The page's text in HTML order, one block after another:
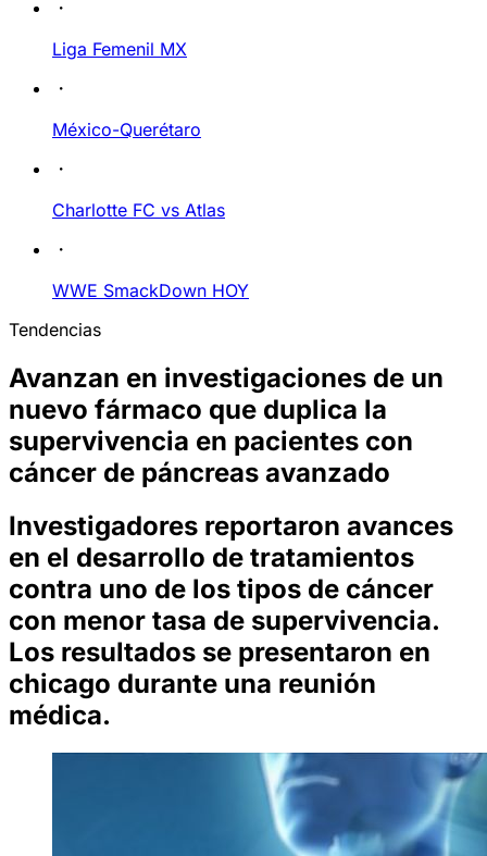
Liga Femenil MX
México-Querétaro
Charlotte FC vs Atlas
WWE SmackDown HOY
Tendencias
Avanzan en investigaciones de un
nuevo fármaco que duplica la
supervivencia en pacientes con
cáncer de páncreas avanzado
Investigadores reportaron avances
en el desarrollo de tratamientos
contra uno de los tipos de cáncer
con menor tasa de supervivencia.
Los resultados se presentaron en
chicago durante una reunión
médica.